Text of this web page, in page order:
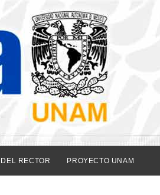
RECTOR PROYECTO UNAM